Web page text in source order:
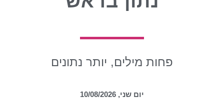
פחות מילים, יותר נתונים
יום שני, 10/08/2026